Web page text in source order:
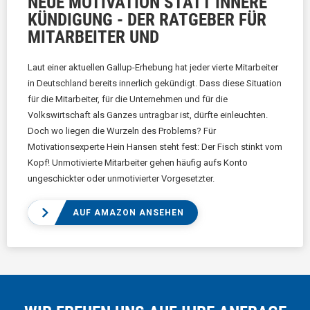
KÜNDIGUNG - DER RATGEBER FÜR
MITARBEITER UND
Laut einer aktuellen Gallup-Erhebung hat jeder vierte Mitarbeiter
in Deutschland bereits innerlich gekündigt. Dass diese Situation
für die Mitarbeiter, für die Unternehmen und für die
Volkswirtschaft als Ganzes untragbar ist, dürfte einleuchten.
Doch wo liegen die Wurzeln des Problems? Für
Motivationsexperte Hein Hansen steht fest: Der Fisch stinkt vom
Kopf! Unmotivierte Mitarbeiter gehen häufig aufs Konto
ungeschickter oder unmotivierter Vorgesetzter.
AUF AMAZON ANSEHEN